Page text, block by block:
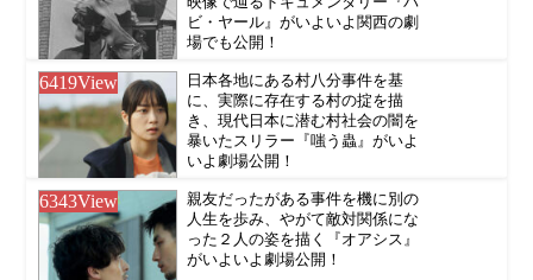
ビ・ヤール』がいよいよ関西の劇
場でも公開！
6419View
日本各地にある村八分事件を基
に、実際に存在する村の掟を描
き、現代日本に潜む村社会の闇を
暴いたスリラー『嗤う蟲』がいよ
いよ劇場公開！
6343View
親友だったがある事件を機に別の
人生を歩み、やがて敵対関係にな
った２人の姿を描く『オアシス』
がいよいよ劇場公開！